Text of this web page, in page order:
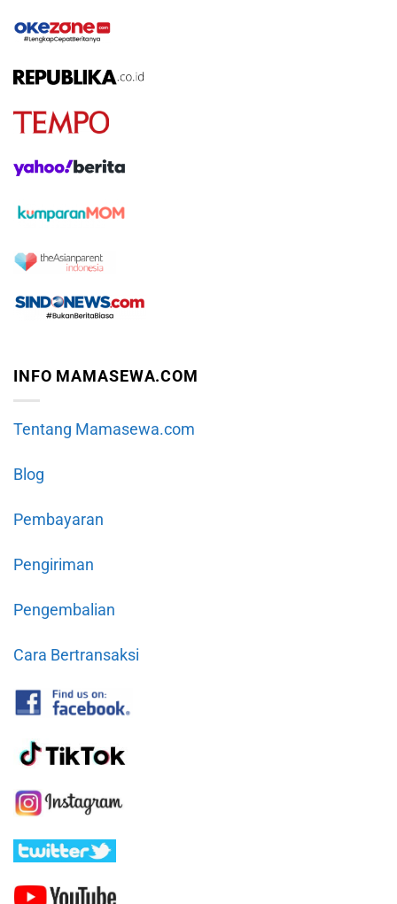
INFO MAMASEWA.COM
Tentang Mamasewa.com
Blog
Pembayaran
Pengiriman
Pengembalian
Cara Bertransaksi